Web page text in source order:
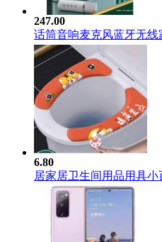
247.00
话筒音响麦克风蓝牙无线
6.80
居家居卫生间用品用具小